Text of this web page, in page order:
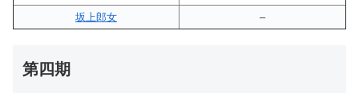
坂上郎女
–
第四期